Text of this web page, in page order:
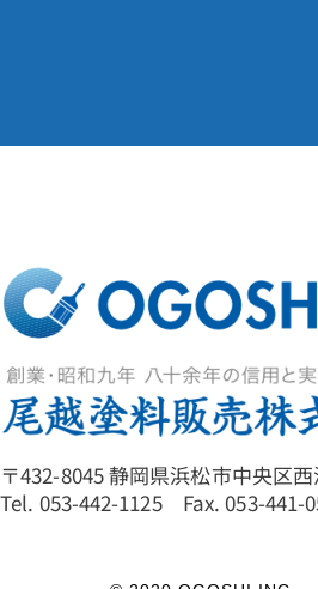
〒432-8045 静岡県浜松市中央区
Tel. 053-442-1125 Fax. 053-441-